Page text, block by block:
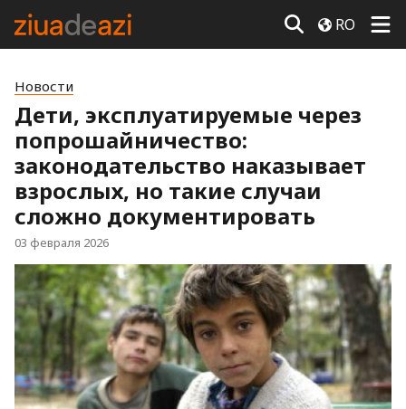
RO
Новости
Дети, эксплуатируемые через
попрошайничество:
законодательство наказывает
взрослых, но такие случаи
сложно документировать
03 февраля 2026